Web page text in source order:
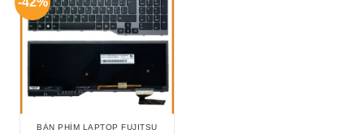
BÀN PHÍM LAPTOP FUJITSU